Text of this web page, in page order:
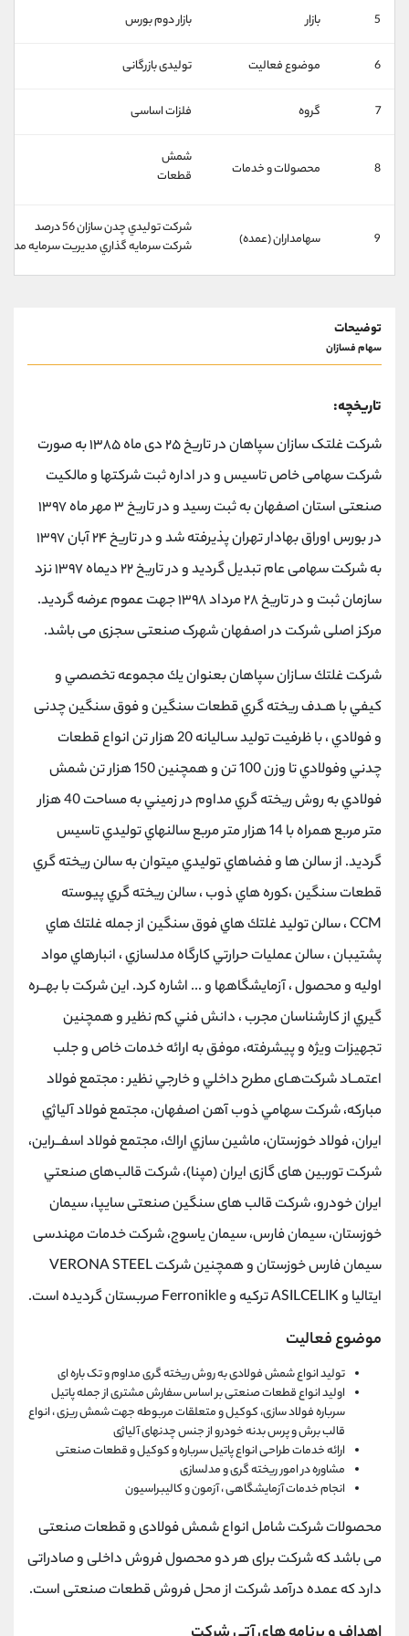
5 بازار بازار دوم بورس
6 موضوع فعالیت تولیدی بازرگانی
7 گروه فلزات اساسی
8 محصولات و خدمات
شمش
قطعات
9 سهامداران (عمده)
شركت توليدي چدن سازان 56 درصد
شركت سرمايه گذاري مديريت سرمايه مدار 1 درصد
توضیحات
سهام فسازان
تاریخچه:
شرکت غلتک سازان سپاهان در تاریخ ۲۵ دی ماه ۱۳۸۵ به صورت
شرکت سهامی خاص تاسیس و در اداره ثبت شرکتها و مالکیت
صنعتی استان اصفهان به ثبت رسید و در تاریخ ۳ مهر ماه ۱۳۹۷
در بورس اوراق بهادار تهران پذیرفته شد و در تاریخ ۲۴ آبان ۱۳۹۷
به شرکت سهامی عام تبدیل گردید و در تاریخ ۲۲ دیماه ۱۳۹۷ نزد
سازمان ثبت و در تاریخ ۲۸ مرداد ۱۳۹۸ جهت عموم عرضه گردید.
مرکز اصلی شرکت در اصفهان شهرک صنعتی سجزی می باشد.
شركت غلتك سـازان سپاهان بعنوان يك مجموعه تخصصي و
كيفي با هـدف ريخته گري قطعات سنگين و فوق سنگين چدنی
و فولادي ، با ظرفيت توليد سـاليانه 20 هزار تن انواع قطعات
چدني وفولادي تا وزن 100 تن و همچنين 150 هزار تن شمش
فولادي به روش ريخته گري مداوم در زميني به مساحت 40 هزار
متر مربع همراه با 14 هزار متر مربع سالنهاي توليدي تاسيس
گرديد. از سالن ها و فضاهاي توليدي ميتوان به سالن ريخته گري
قطعات سنگين ،‌كوره هاي ذوب ، سالن ريخته گري پيوسته
CCM ، سالن توليد غلتك هاي فوق سنگين از جمله غلتك هاي
پشتيبان ، ‌سالن عمليات حرارتي كارگاه مدلسازي ،‌ انبارهاي مواد
اوليه و محصول ، ‌آزمايشگاهها و ... اشاره كرد. اين شركت با بهــره
گيري از كارشناسان مجرب ، دانش فني كم نظير و همچنين
تجهيزات ويژه و پيشرفته، ‌موفق به ارائه خدمات خاص و جلب
اعتمــاد شركت‌هـای مطرح داخلي و خارجي نظير : مجتمع فولاد
مباركه،‌ شركت سهامي ذوب آهن اصفهان،‌ مجتمع فولاد آلياژي
ايران، فولاد خوزستان، ماشين سازي اراك، مجتمع فولاد اسفــراين،
شركت توربين های گازی ايران (مپنا)، شركت قالب‌های صنعتي
ايران خودرو، شركت قالب های سنگين صنعتی سايپا، سيمان
خوزستان، سيمان فارس، سيمان ياسوج، شركت خدمات مهندسی
سيمان فارس خوزستان و همچنين شركت VERONA STEEL
ايتاليا و ASILCELIK تركيه و Ferronikle صربستان گرديده است.
موضوع فعالیت
تولید انواع شمش فولادی به روش ریخته گری مداوم و تک باره ای
اولید انواع قطعات صنعتی بر اساس سفارش مشتری از جمله پاتیل
سرباره فولاد سازی، کوکیل و متعلقات مربوطه جهت شمش ریزی ، انواع
قالب برش و پرس بدنه خودرو از جنس چدنهای آلیاژی
ارائه خدمات طراحی انواع پاتیل سرباره و کوکیل و قطعات صنعتی
مشاوره در امور ریخته گری و مدلسازی
انجام خدمات آزمایشگاهی ، آزمون و کالیبراسیون
محصولات شرکت شامل انواع شمش فولادی و قطعات صنعتی
می باشد که شرکت برای هر دو محصول فروش داخلی و صادراتی
دارد که عمده درآمد شرکت از محل فروش قطعات صنعتی است.